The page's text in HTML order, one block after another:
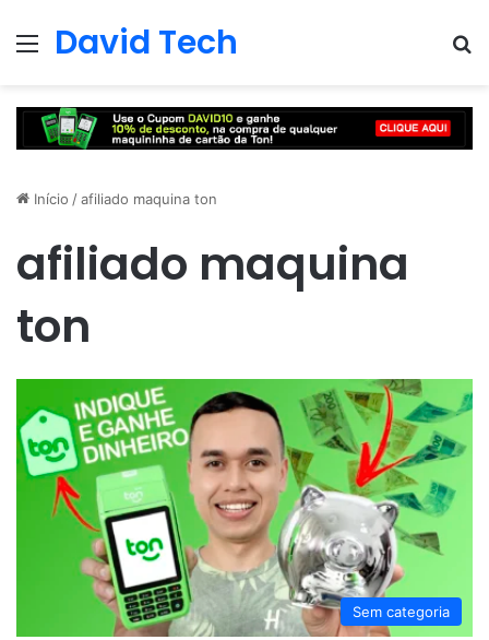
Menu
David Tech
Início /afiliado maquina ton
afiliado maquina
ton
Sem categoria